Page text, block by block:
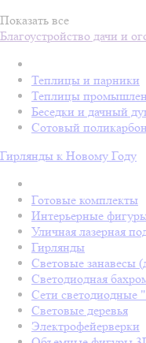
Показать все
Благоустройство дачи и
Теплицы и парники
Теплицы
Беседки и дачный
Сотовый
Гирлянды к Новому Году
Готовые комплекты
Интерьерные
Уличная лазерная
Гирлянды
Световые занавесы
Светодиодная
Сети светодиодные
Световые деревья
Электрофейерверки